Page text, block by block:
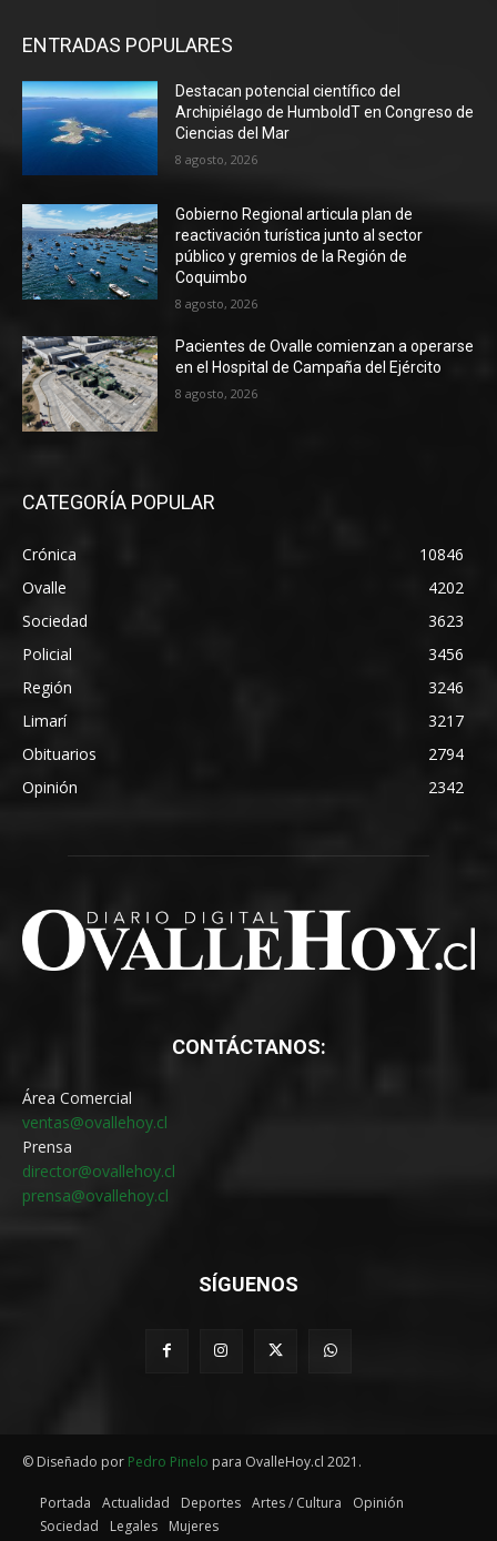
ENTRADAS POPULARES
Destacan potencial científico del
Archipiélago de HumboldT en Congreso de
Ciencias del Mar
8 agosto, 2026
Gobierno Regional articula plan de
reactivación turística junto al sector
público y gremios de la Región de
Coquimbo
8 agosto, 2026
Pacientes de Ovalle comienzan a operarse
en el Hospital de Campaña del Ejército
8 agosto, 2026
CATEGORÍA POPULAR
Crónica
10846
Ovalle
4202
Sociedad
3623
Policial
3456
Región
3246
Limarí
3217
Obituarios
2794
Opinión
2342
CONTÁCTANOS:
Área Comercial
ventas@ovallehoy.cl
Prensa
director@ovallehoy.cl
prensa@ovallehoy.cl
SÍGUENOS
© Diseñado por Pedro Pinelo para OvalleHoy.cl 2021.
Portada Actualidad Deportes Artes / Cultura
Opinión
Sociedad
Legales Mujeres